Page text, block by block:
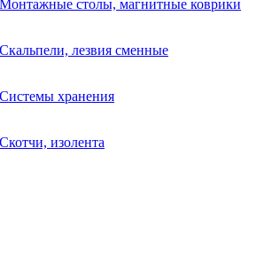
Системы хранения
Скотчи, изолента